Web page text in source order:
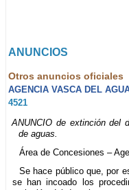
ANUNCIOS
Otros anuncios oficiales
AGENCIA VASCA DEL
4521
ANUNCIO de extinción del
de aguas.
Área de Concesiones –
Se hace público que, por
se han incoado los